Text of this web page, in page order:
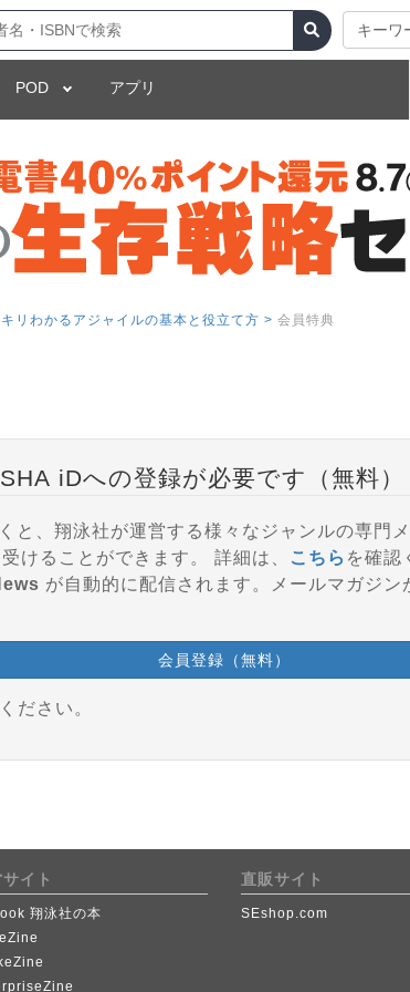
キーワ
POD アプリ
リわかるアジャイルの基本と役立て方 > 会員特典
iDへの登録が必要です（無料）
と、翔泳社が運営する様々なジャンルの専門
参加、会員特典などのサービスを受けることができます。 詳細は、
こちら を確認
が自動的に配信されます。メールマガジ
会員登録（無料）
ださい。
イト
翔泳社の本
直販サイト
SEshop.com